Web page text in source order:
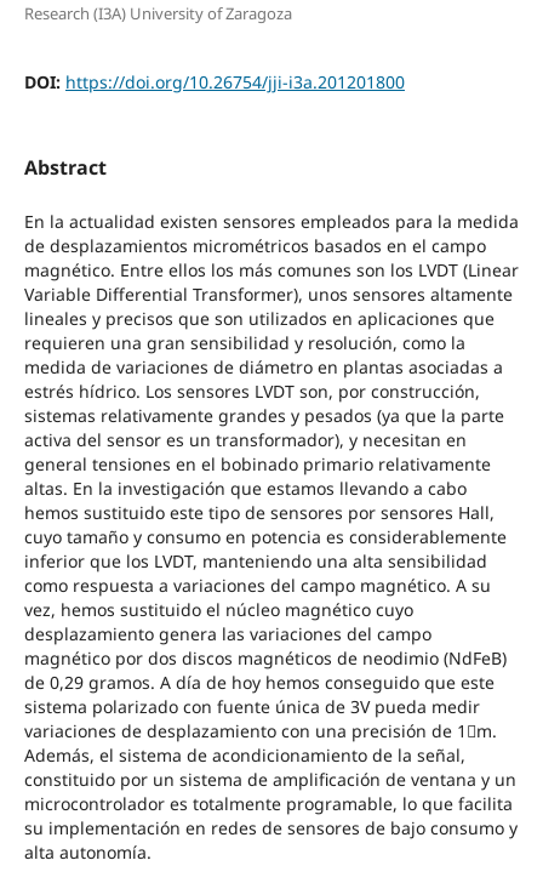
Research (I3A) University of Zaragoza
DOI: https://doi.org/10.26754/jji-i3a.201201800
Abstract
En la actualidad existen sensores empleados para la medida
de desplazamientos micrométricos basados en el campo
magnético. Entre ellos los más comunes son los LVDT (Linear
Variable Differential Transformer), unos sensores altamente
lineales y precisos que son utilizados en aplicaciones que
requieren una gran sensibilidad y resolución, como la
medida de variaciones de diámetro en plantas asociadas a
estrés hídrico. Los sensores LVDT son, por construcción,
sistemas relativamente grandes y pesados (ya que la parte
activa del sensor es un transformador), y necesitan en
general tensiones en el bobinado primario relativamente
altas. En la investigación que estamos llevando a cabo
hemos sustituido este tipo de sensores por sensores Hall,
cuyo tamaño y consumo en potencia es considerablemente
inferior que los LVDT, manteniendo una alta sensibilidad
como respuesta a variaciones del campo magnético. A su
vez, hemos sustituido el núcleo magnético cuyo
desplazamiento genera las variaciones del campo
magnético por dos discos magnéticos de neodimio (NdFeB)
de 0,29 gramos. A día de hoy hemos conseguido que este
sistema polarizado con fuente única de 3V pueda medir
variaciones de desplazamiento con una precisión de 1m.
Además, el sistema de acondicionamiento de la señal,
constituido por un sistema de amplificación de ventana y un
microcontrolador es totalmente programable, lo que facilita
su implementación en redes de sensores de bajo consumo y
alta autonomía.